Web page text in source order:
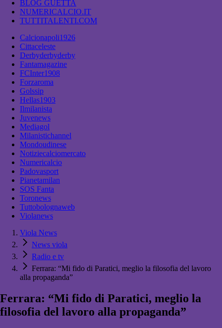
BLOG GUETTA
NUMERICALCIO.IT
TUTTITALENTI.COM
Calcionapoli1926
Cittaceleste
Derbyderbyderby
Fantamagazine
FCInter1908
Forzaroma
Golssip
Hellas1903
Ilmilanista
Juvenews
Mediagol
Milanistichannel
Mondoudinese
Notiziecalciomercato
Numericalcio
Padovasport
Pianetamilan
SOS Fanta
Toronews
Tuttobolognaweb
Violanews
Viola News
News viola
Radio e tv
Ferrara: “Mi fido di Paratici, meglio la filosofia del lavoro
alla propaganda”
Ferrara: “Mi fido di Paratici, meglio la
filosofia del lavoro alla propaganda”